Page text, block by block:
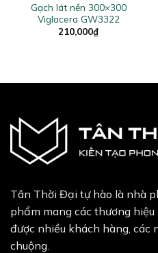
Gạch lát nền 300×300
Viglacera GW3322
210,000₫
Tân Thời Đại tự hào là nhà
phẩm mang các thương
được nhiều khách hàng, các
chuộng.